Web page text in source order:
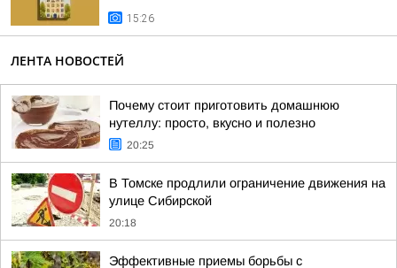
15:26
ЛЕНТА НОВОСТЕЙ
Почему стоит приготовить домашнюю
нутеллу: просто, вкусно и полезно
20:25
В Томске продлили ограничение движения на
улице Сибирской
20:18
Эффективные приемы борьбы с